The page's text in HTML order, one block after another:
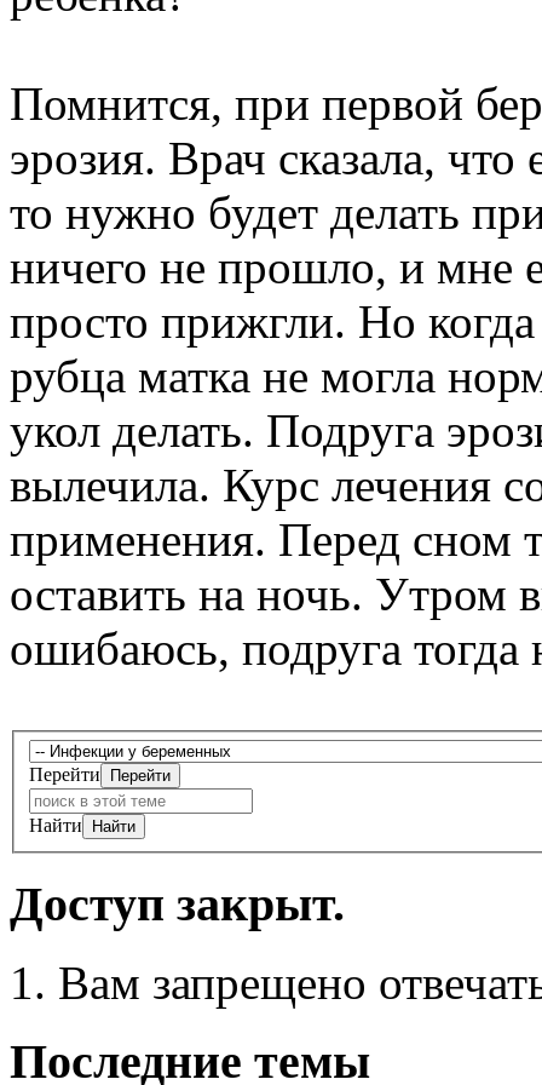
Помнится, при первой
эрозия. Врач сказала, что
то нужно будет делать
ничего не прошло, и мне
просто прижгли. Но
рубца матка не могла
укол делать. Подруга
вылечила. Курс лечения
применения. Перед сном
оставить на ночь. Утром
ошибаюсь, подруга
Перейти
Найти
Доступ закрыт.
Вам запрещено
Последние темы